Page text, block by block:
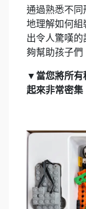
通過熟悉不同
地理解如何組
出令人驚嘆
夠幫助孩子們
▼當您將所有
起來非常密集